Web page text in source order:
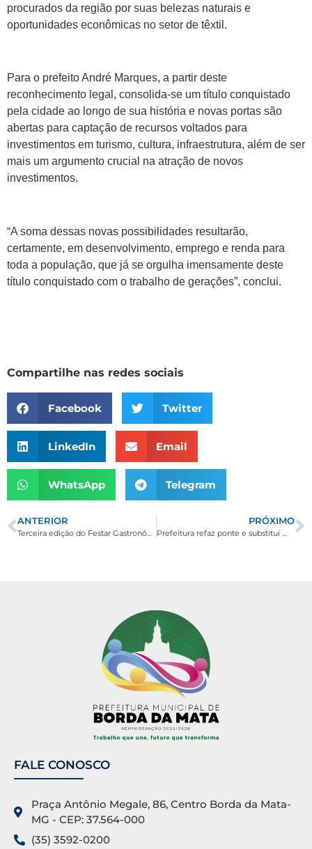
procurados da região por suas belezas naturais e
oportunidades econômicas no setor de têxtil.
Para o prefeito André Marques, a partir deste
reconhecimento legal, consolida-se um título conquistado
pela cidade ao longo de sua história e novas portas são
abertas para captação de recursos voltados para
investimentos em turismo, cultura, infraestrutura, além de ser
mais um argumento crucial na atração de novos
investimentos.
“A soma dessas novas possibilidades resultarão,
certamente, em desenvolvimento, emprego e renda para
toda a população, que já se orgulha imensamente deste
título conquistado com o trabalho de gerações”, conclui.
Compartilhe nas redes sociais
Facebook Twitter
LinkedIn Email
WhatsApp Telegram
ANTERIOR
Terceira edição do Festar Gastronômico acontece em três bares de Borda da Mata
PRÓXIMO
Prefeitura refaz ponte e substitui manilhas na entrada do Cervo
FALE CONOSCO
Praça Antônio Megale, 86, Centro Borda da Mata-
MG - CEP: 37.564-000
(35) 3592-0200